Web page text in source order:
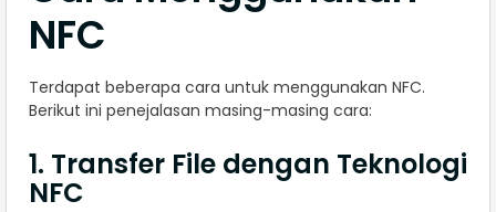
NFC
Terdapat beberapa cara untuk menggunakan NFC.
Berikut ini penejalasan masing-masing cara:
1. Transfer File dengan Teknologi
NFC